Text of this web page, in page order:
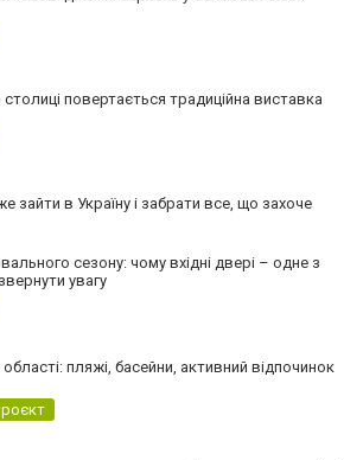
повертається традиційна виставка
зайти в Україну і забрати все, що захоче
сезону: чому вхідні двері – одне з
увагу
пляжі, басейни, активний відпочинок